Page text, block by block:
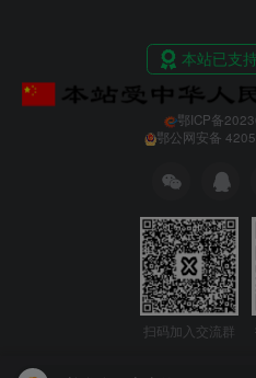
鄂ICP备
鄂公网安备
扫码加入交流群